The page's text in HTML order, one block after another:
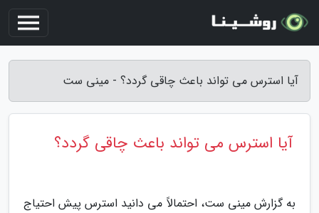
آیا استرس می تواند باعث چاقی گردد؟ - مینی ست
آیا استرس می تواند باعث چاقی گردد؟
به گزارش مینی ست، احتمالاً می دانید استرس پیش احتیاج